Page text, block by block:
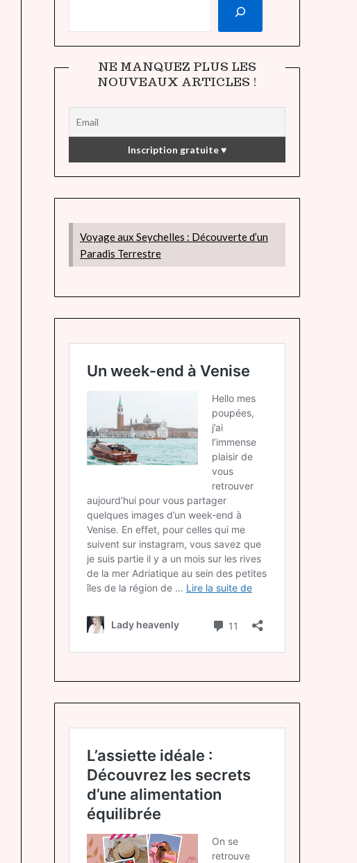
NE MANQUEZ PLUS LES
NOUVEAUX ARTICLES !
Voyage aux Seychelles : Découverte d’un
Paradis Terrestre